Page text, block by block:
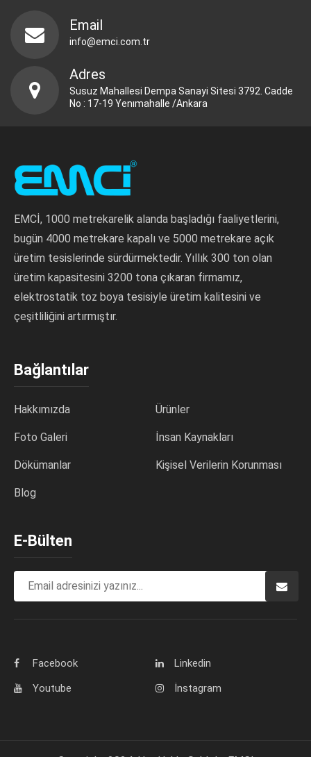
Email
info@emci.com.tr
Adres
Susuz Mahallesi Dempa Sanayi Sitesi 3792. Cadde
No : 17-19 Yenımahalle /Ankara
EMCİ, 1000 metrekarelik alanda başladığı faaliyetlerini,
bugün 4000 metrekare kapalı ve 5000 metrekare açık
üretim tesislerinde sürdürmektedir. Yıllık 300 ton olan
üretim kapasitesini 3200 tona çıkaran firmamız,
elektrostatik toz boya tesisiyle üretim kalitesini ve
çeşitliliğini artırmıştır.
Bağlantılar
Hakkımızda Ürünler
Foto Galeri İnsan Kaynakları
Dökümanlar Kişisel Verilerin Korunması
Blog
E-Bülten
Facebook
Linkedin
Youtube
İnstagram